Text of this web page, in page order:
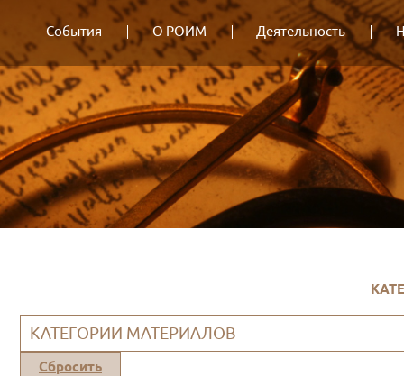
События О РОИМ Деятельность
КАТЕГОРИИ МАТЕРИАЛОВ
Сбросить